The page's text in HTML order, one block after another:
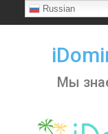
to
Мы
Russian